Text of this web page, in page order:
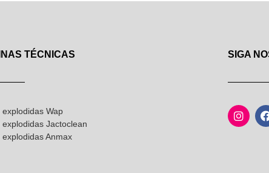
TÉCNICAS
explodidas Wap
explodidas Jactoclean
explodidas Anmax
SIGA